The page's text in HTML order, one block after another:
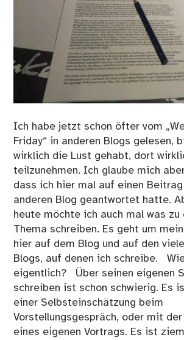
Ich habe jetzt schon öfter vom
Friday“ in anderen Blogs gelesen,
wirklich die Lust gehabt, dort
teilzunehmen. Ich glaube mich
dass ich hier mal auf einen
anderen Blog geantwortet hatte.
heute möchte ich auch mal was zu
Thema schreiben. Es geht um
hier auf dem Blog und auf den
Blogs, auf denen ich schreibe.
eigentlich? Über seinen eigenen
schreiben ist schon schwierig. Es
einer Selbsteinschätzung beim
Vorstellungsgespräch, oder mit
eines eigenen Vortrags. Es ist